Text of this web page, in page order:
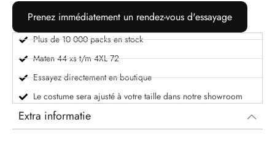
Prenez immédiatement un rendez-vous d'essayage
Plus de 10 000 packs en stock
Maten 44 xs t/m 4XL 72
Essayez directement en boutique
Le costume sera ajusté à votre taille dans notre showroom
Extra informatie